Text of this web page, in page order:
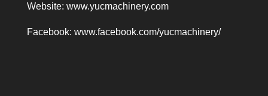
Website: www.yucmachinery.com
Facebook: www.facebook.com/yucmachinery/